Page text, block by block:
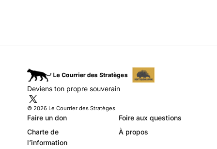
gouvernement fédéral
américain. Dans The Wall
Street Journal, ils ont exposé
leur stratégie pour économiser
2 000 millia
Deviens ton propre souverain
© 2026 Le Courrier des Stratèges
Faire un don
Foire aux questions
Charte de
l’information
À propos